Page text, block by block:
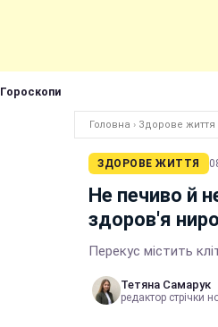
Гороскопи
Головна › Здорове життя
ЗДОРОВЕ ЖИТТЯ
Не печиво й
здоров'я
Перекус містить
Тетяна Самарук
редактор стрічки